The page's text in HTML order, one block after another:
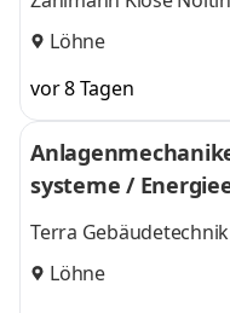
Löhne
vor 8 Tagen
systeme /
n (m/w/d)
Terra
Löhne